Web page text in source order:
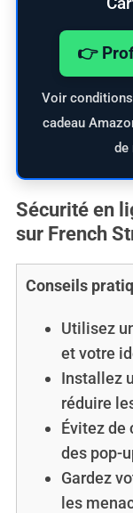
👉
Voir
cadeau
de
Sécurité en
sur French
Conseils
Utilisez
et votre
Installez
réduire
Évitez de
des pop-
Gardez
les